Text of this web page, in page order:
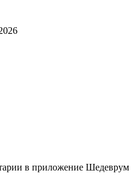
в приложение Шедеврум